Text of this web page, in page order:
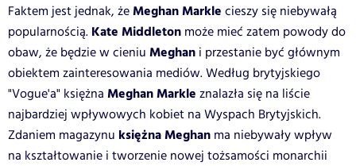
Faktem jest jednak, żeMeghan Markle cieszy się niebywałą
popularnością. Kate Middleton może mieć zatem powody do
obaw, że będzie w cieniu Meghan i przestanie być głównym
obiektem zainteresowania mediów. Według brytyjskiego
"Vogue'a" księżna Meghan Markle znalazła się na liście
najbardziej wpływowych kobiet na Wyspach Brytyjskich.
Zdaniem magazynu księżna Meghan ma niebywały wpływ
na kształtowanie i tworzenie nowej tożsamości monarchii